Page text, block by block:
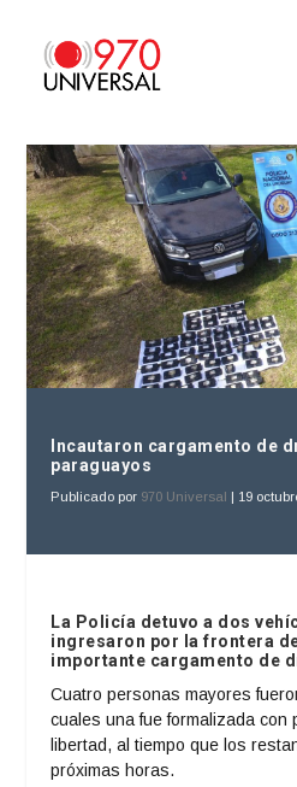
Incautaron cargamento de
paraguayos
Publicado por 970 Universal | 19
La Policía detuvo a dos
ingresaron por la frontera
importante cargamento de
Cuatro personas mayores
cuales una fue formalizada con
libertad, al tiempo que los
próximas horas.